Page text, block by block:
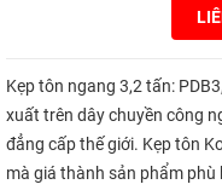
Kẹp tôn ngang 3,2 tấn:
xuất trên dây chuyền công
đẳng cấp thế giới. Kẹp tôn
mà giá thành sản phẩm